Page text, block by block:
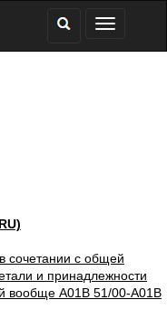
сочетании с общей
и принадлежности
вообще A01B 51/00-A01B